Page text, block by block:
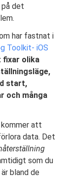
det
har fastnat i
Toolkit- iOS
fixar olika
start,
och många
kommer att
data. Det
som du
bland de